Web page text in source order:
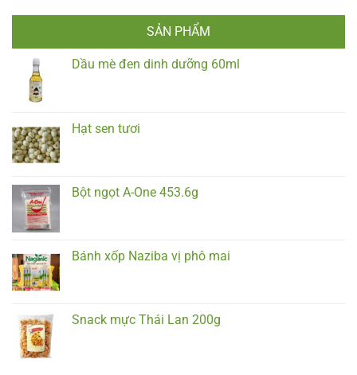
SẢN PHẨM
Dầu mè đen dinh dưỡng 60ml
Hạt sen tươi
Bột ngọt A-One 453.6g
Bánh xốp Naziba vị phô mai
Snack mực Thái Lan 200g